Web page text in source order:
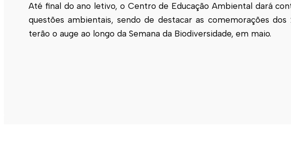
Até final do ano letivo, o Centro de Educação Ambiental dará
questões ambientais, sendo de destacar as comemorações
terão o auge ao longo da Semana da Biodiversidade, em maio.